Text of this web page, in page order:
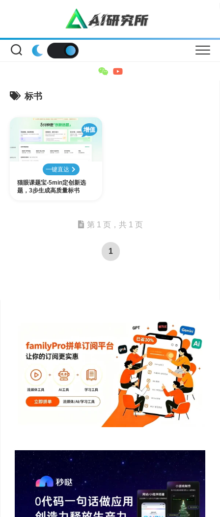
标书
增值
一键直达
猫眼课题宝-5min定创新选
题，3步生成高质量标书
第 1 页，共 1 页
1